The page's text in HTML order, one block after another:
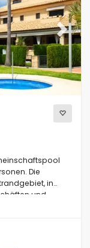
Next
Die
in
und
Jávea